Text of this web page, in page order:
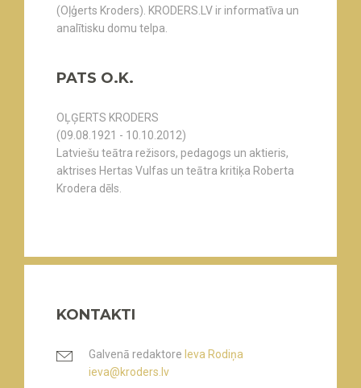
(Oļģerts Kroders). KRODERS.LV ir informatīva un
analītisku domu telpa.
PATS O.K.
OĻĢERTS KRODERS
(09.08.1921 - 10.10.2012)
Latviešu teātra režisors, pedagogs un aktieris,
aktrises Hertas Vulfas un teātra kritiķa Roberta
Krodera dēls.
KONTAKTI
Galvenā redaktore Ieva Rodiņa
ieva@kroders.lv